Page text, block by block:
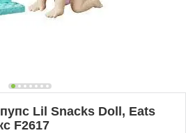
Lil Snacks Doll, Eats
F2617